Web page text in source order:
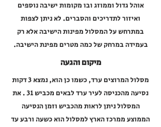
אוהל גדול וממוזג ובו מקומות ישיבה נוספים
ואיזור לתדריכים והסברים. לא ניתן לצפות
במתרחש על המסלול מפינות הישיבה אלא רק
בעמידה במרחק של כמה מטרים מפינת הישיבה.
מיקום והגעה
מסלול המרוצים ערד, כשמו כן הוא, נמצא 3 דקות
נסיעה מהכניסה לעיר ערד לבאים מכביש 31 . את
המסלול ניתן לראות מהכביש וזמן הנסיעה
הממוצע ממרכז הארץ למסלול הוא כשעה ורבע עד